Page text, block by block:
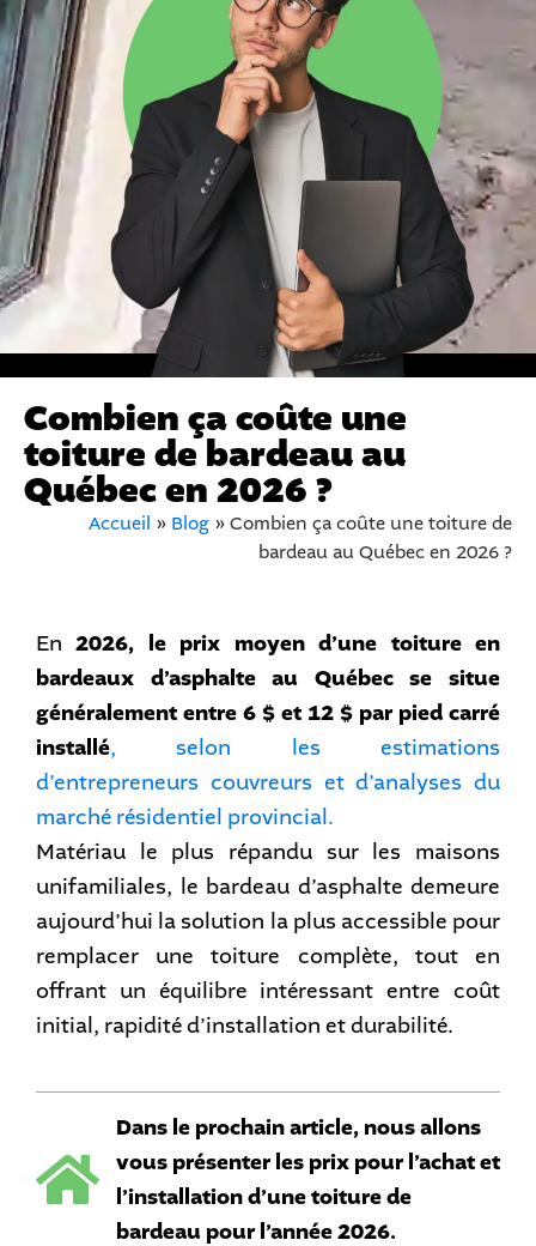
Combien ça coûte une
toiture de bardeau au
Québec en 2026 ?
Accueil » Blog » Combien ça coûte une toiture de
bardeau au Québec en 2026 ?
En2026, le prix moyen d’une toiture en
bardeaux d’asphalte au Québec se situe
généralement entre 6 $ et 12 $ par pied carré
installé, selon les estimations
d’entrepreneurs couvreurs et d’analyses du
marché résidentiel provincial.
Matériau le plus répandu sur les maisons
unifamiliales, le bardeau d’asphalte demeure
aujourd’hui la solution la plus accessible pour
remplacer une toiture complète, tout en
offrant un équilibre intéressant entre coût
initial, rapidité d’installation et durabilité.
Dans le prochain article, nous allons
vous présenter les prix pour l’achat et
l’installation d’une toiture de
bardeau pour l’année 2026.